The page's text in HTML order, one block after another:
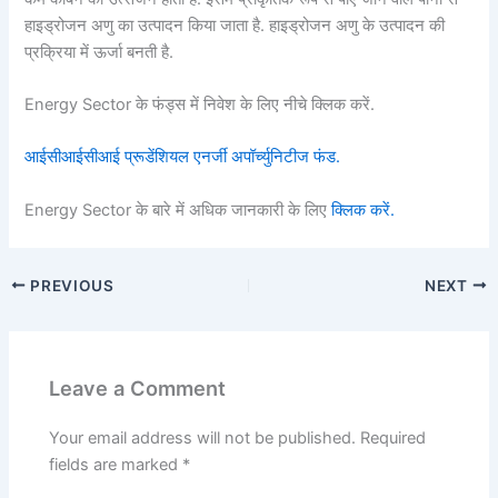
हाइड्रोजन अणु का उत्पादन किया जाता है. हाइड्रोजन अणु के उत्पादन की
प्रक्रिया में ऊर्जा बनती है.
Energy Sector के फंड्स में निवेश के लिए नीचे क्लिक करें.
आईसीआईसीआई प्रूडेंशियल एनर्जी अपॉर्च्युनिटीज फंड.
Energy Sector के बारे में अधिक जानकारी के लिएक्लिक करें.
PREVIOUS NEXT
Leave a Comment
Your email address will not be published. Required
fields are marked *